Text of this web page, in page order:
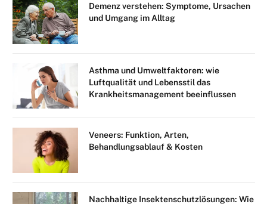
Demenz verstehen: Symptome, Ursachen
und Umgang im Alltag
Asthma und Umweltfaktoren: wie
Luftqualität und Lebensstil das
Krankheitsmanagement beeinflussen
Veneers: Funktion, Arten,
Behandlungsablauf & Kosten
Nachhaltige Insektenschutzlösungen: Wie